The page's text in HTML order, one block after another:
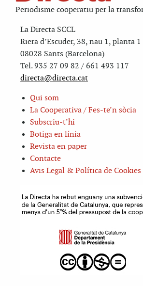
Periodisme cooperatiu per la
La Directa SCCL
Riera d’Escuder, 38, nau 1, planta 1
08028 Sants (Barcelona)
Tel. 935 27 09 82 / 661 493 117
directa@directa.cat
Qui som
La Cooperativa / Fes-te’n sòcia
Subscriu-t’hi
Botiga en línia
Revista en paper
Contacte
Avis Legal & Política de Cookies